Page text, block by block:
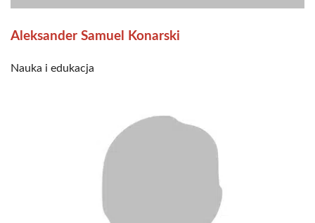
Aleksander Samuel Konarski
Nauka i edukacja